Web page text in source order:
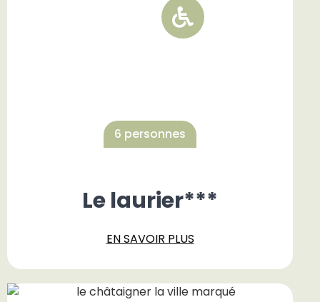
6 personnes
Le laurier***
EN SAVOIR PLUS